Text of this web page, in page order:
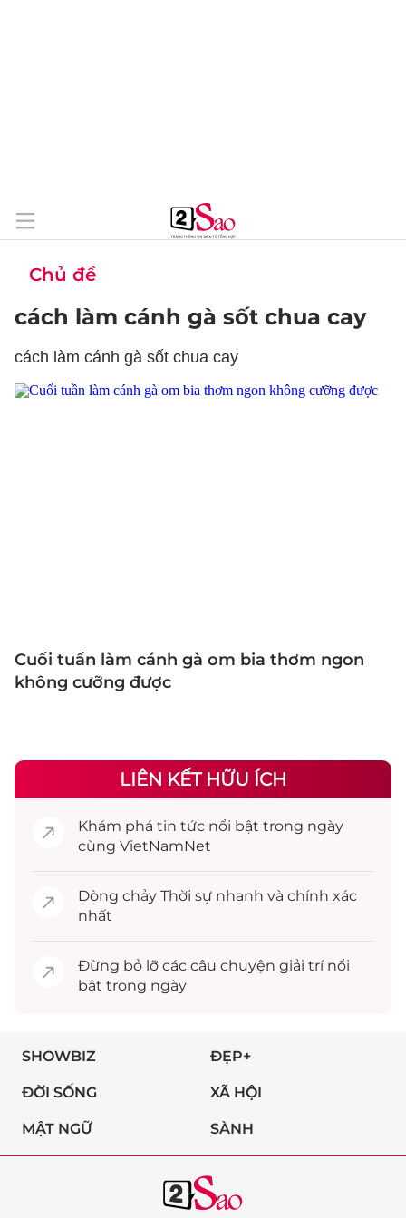
Chủ đề
cách làm cánh gà sốt chua cay
cách làm cánh gà sốt chua cay
Cuối tuần làm cánh gà om bia thơm ngon
không cưỡng được
LIÊN KẾT HỮU ÍCH
Khám phá tin tức nổi bật trong ngày
cùng VietNamNet
Dòng chảy Thời sự nhanh và chính xác
nhất
Đừng bỏ lỡ các câu chuyện giải trínổi
bật trong ngày
SHOWBIZ ĐẸP+
ĐỜI SỐNG XÃ HỘI
MẬT NGỮ SÀNH